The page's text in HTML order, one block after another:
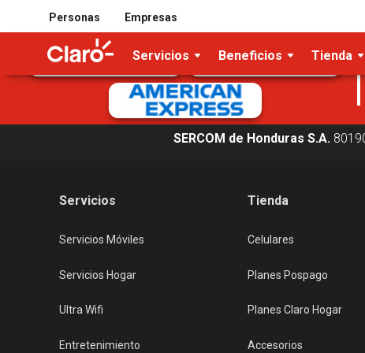
Personas Empresas
Servicios Beneficios Tienda
Tarjetas de crédito/débito aceptadas
SERCOM de Honduras S.A.
Servicios
Servicios Móviles
Servicios Hogar
Ultra Wifi
Entretenimiento
Tienda
Celulares
Planes Pospago
Planes Claro Hogar
Accesorios